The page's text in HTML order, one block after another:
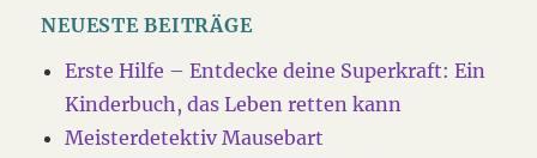
NEUESTE BEITRÄGE
Erste Hilfe – Entdecke deine Superkraft: Ein
Kinderbuch, das Leben retten kann
Meisterdetektiv Mausebart